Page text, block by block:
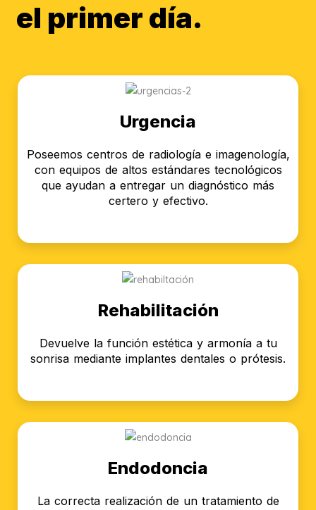
el primer día.
Urgencia
Poseemos centros de radiología e imagenología,
con equipos de altos estándares tecnológicos
que ayudan a entregar un diagnóstico más
certero y efectivo.
Rehabilitación
Devuelve la función estética y armonía a tu
sonrisa mediante implantes dentales o prótesis.
Endodoncia
La correcta realización de un tratamiento de